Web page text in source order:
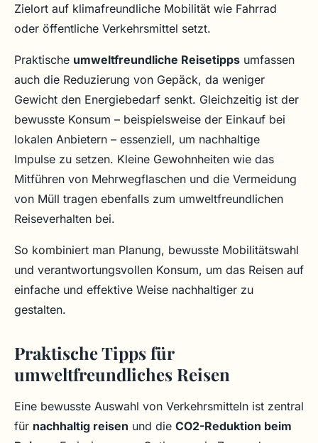
Zielort auf klimafreundliche Mobilität wie Fahrrad
oder öffentliche Verkehrsmittel setzt.
Praktische umweltfreundliche Reisetipps umfassen
auch die Reduzierung von Gepäck, da weniger
Gewicht den Energiebedarf senkt. Gleichzeitig ist der
bewusste Konsum – beispielsweise der Einkauf bei
lokalen Anbietern – essenziell, um nachhaltige
Impulse zu setzen. Kleine Gewohnheiten wie das
Mitführen von Mehrwegflaschen und die Vermeidung
von Müll tragen ebenfalls zum umweltfreundlichen
Reiseverhalten bei.
So kombiniert man Planung, bewusste Mobilitätswahl
und verantwortungsvollen Konsum, um das Reisen auf
einfache und effektive Weise nachhaltiger zu
gestalten.
Praktische Tipps für
umweltfreundliches Reisen
Eine bewusste Auswahl von Verkehrsmitteln ist zentral
für nachhaltig reisen und die CO2-Reduktion beim